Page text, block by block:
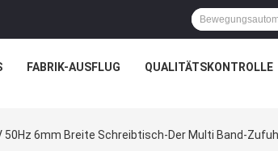
FABRIK-AUSFLUG QUALITÄTSKONTROLLE
6mm Breite Schreibtisch-Der Multi Band-